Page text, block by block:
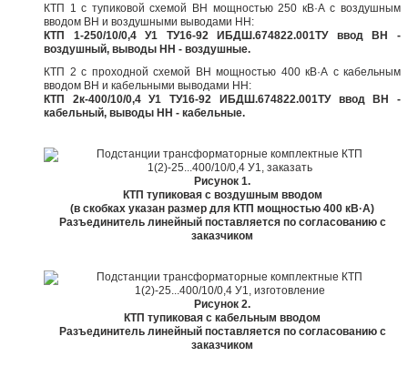
КТП 1 с тупиковой схемой ВН мощностью 250 кВ·А с воздушным
вводом ВН и воздушными выводами НН:
КТП 1-250/10/0,4 У1 ТУ16-92 ИБДШ.674822.001ТУ ввод ВН -
воздушный, выводы НН - воздушные.
КТП 2 с проходной схемой ВН мощностью 400 кВ·А с кабельным
вводом ВН и кабельными выводами НН:
КТП 2к-400/10/0,4 У1 ТУ16-92 ИБДШ.674822.001ТУ ввод ВН -
кабельный, выводы НН - кабельные.
Рисунок 1.
КТП тупиковая с воздушным вводом
(в скобках указан размер для КТП мощностью 400 кВ·А)
Разъединитель линейный поставляется по согласованию с
заказчиком
Рисунок 2.
КТП тупиковая с кабельным вводом
Разъединитель линейный поставляется по согласованию с
заказчиком